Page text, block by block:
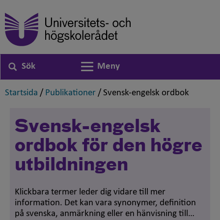
Sök
Växla navigering
Meny
Startsida ,
/ Publikationer ,
/ Svensk-engelsk ordbok
Svensk-engelsk
ordbok för den högre
utbildningen
Klickbara termer leder dig vidare till mer
information. Det kan vara synonymer, definition
på svenska, anmärkning eller en hänvisning till